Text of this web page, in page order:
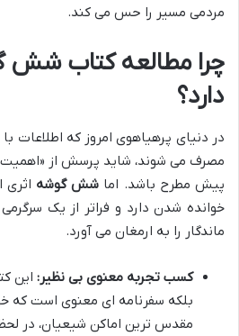
مردمی مسیر را حس می کند.
چرا مطالعه کتاب
دارد؟
در دنیای پرهیاهوی امروز که اطلاعات
مصرف می شوند، شاید پرسش از
پیش مطرح باشد. اما شش گوشه
خوانده شدن دارد و فراتر از یک
ماندگار را به ارمغان می آورد.
کسب تجربه معنوی بی نظیر: این
بلکه سفرنامه ای معنوی است که
مقدس ترین اماکن شیعیان، در